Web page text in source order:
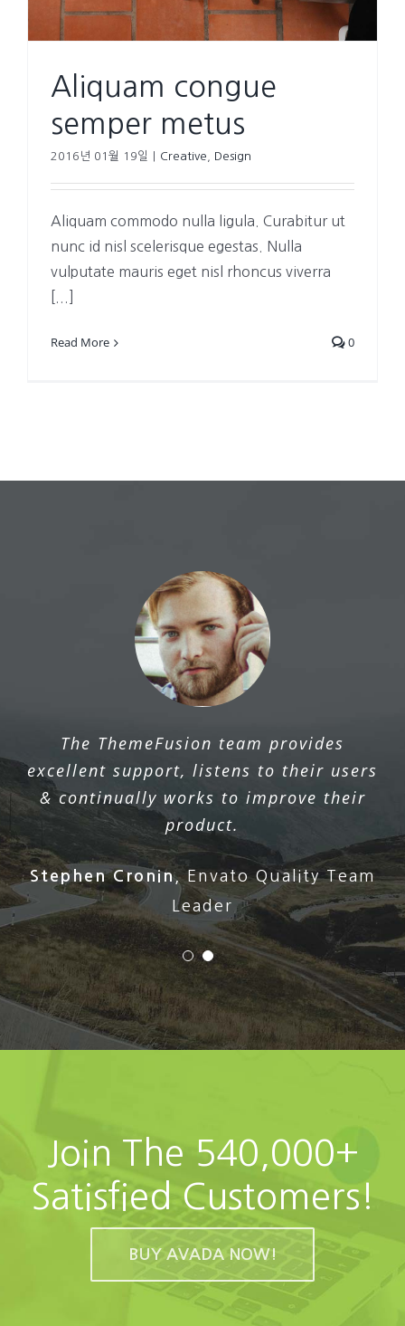
Aliquam congue
semper metus
2016년 01월 19일 Creative Design
Aliquam commodo nulla ligula. Curabitur ut
nunc id nisl scelerisque egestas. Nulla
vulputate mauris eget nisl rhoncus viverra
Read More 0
The ThemeFusion team provides
excellent support, listens to their users
& continually works to improve their
product.
Stephen Cronin,Envato Quality Team
Leader
Join The 540,000+
Satisfied Customers!
BUY AVADA NOW!